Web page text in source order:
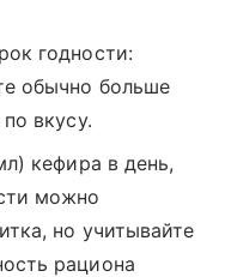
годности:
обычно больше
вкусу.
кефира в день,
можно
но учитывайте
рациона